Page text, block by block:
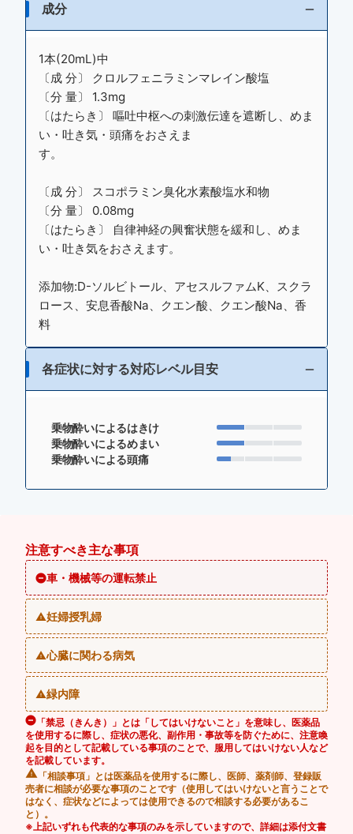
成分
1本(20mL)中
〔成 分〕 クロルフェニラミンマレイン酸塩
〔分 量〕 1.3mg
〔はたらき〕 嘔吐中枢への刺激伝達を遮断し、めま
い・吐き気・頭痛をおさえま
す。
〔成 分〕 スコポラミン臭化水素酸塩水和物
〔分 量〕 0.08mg
〔はたらき〕 自律神経の興奮状態を緩和し、めま
い・吐き気をおさえます。
添加物:D-ソルビトール、アセスルファムK、スクラ
ロース、安息香酸Na、クエン酸、クエン酸Na、香
料
各症状に対する対応レベル目安
乗物酔いによるはきけ
乗物酔いによるめまい
乗物酔いによる頭痛
注意すべき主な事項
車・機械等の運転禁止
妊婦授乳婦
心臓に関わる病気
緑内障
「禁忌（きんき）」とは「してはいけないこと」を意味し、医薬品
を使用するに際し、症状の悪化、副作用・事故等を防ぐために、注意喚
起を目的として記載している事項のことで、服用してはいけない人など
を記載しています。
「相談事項」とは医薬品を使用するに際し、医師、薬剤師、登録販
売者に相談が必要な事項のことです（使用してはいけないと言うことで
はなく、症状などによっては使用できるので相談する必要があるこ
と）。
※上記いずれも代表的な事項のみを示していますので、詳細は添付文書